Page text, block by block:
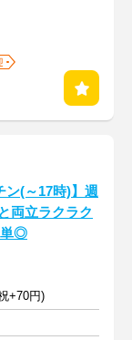
ン(～17時)】週
両立ラクラク
単◎
+70円)